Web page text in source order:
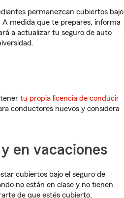
permanezcan cubiertos bajo
A medida que te prepares, informa
a actualizar tu seguro de auto
tu propia licencia de conducir
conductores nuevos y considera
en vacaciones
cubiertos bajo el seguro de
no están en clase y no tienen
de que estés cubierto.